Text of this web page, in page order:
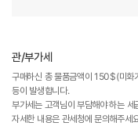
관/부가세
구매하신 총 물품금액이 150$(미화
등이 발생합니다.
부가세는 고객님이 부담해야 하는
자세한 내용은 관세청에 문의해주세